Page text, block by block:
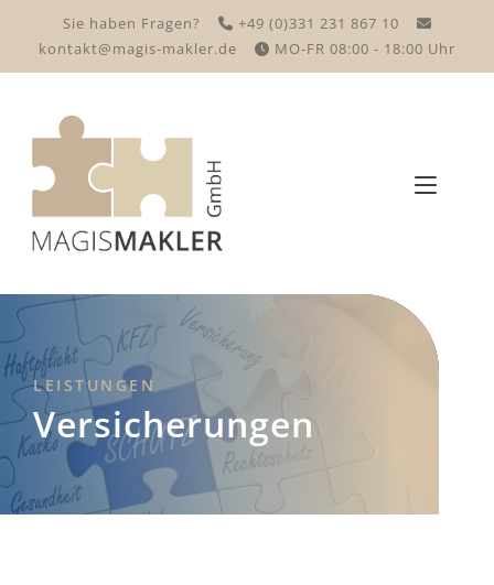
Sie haben Fragen?
+49 (0)331 231 867 10
kontakt@magis-makler.de
MO-FR 08:00 - 18:00 Uhr
LEISTUNGEN
Versicherungen